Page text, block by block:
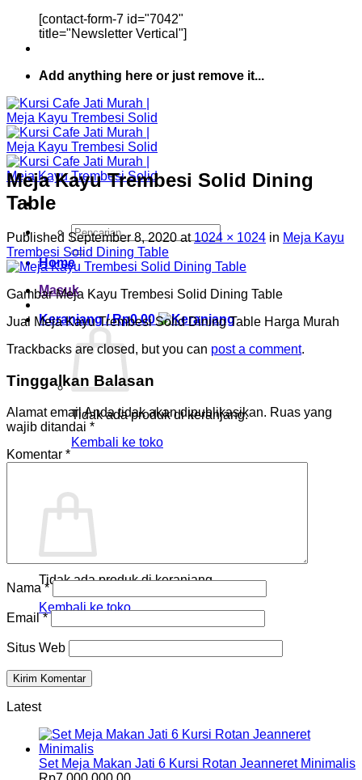
[contact-form-7 id="7042"
title="Newsletter Vertical"]
Add anything here or just remove it...
Pencarian
untuk:
Home
Masuk
Keranjang /Rp0.00
Tidak ada produk di keranjang.
Kembali ke toko
Tidak ada produk di keranjang.
Kembali ke toko
Meja Kayu Trembesi Solid Dining
Table
Published September 8, 2020at1024 × 1024 in Meja Kayu
Trembesi Solid Dining Table
Gambar Meja Kayu Trembesi Solid Dining Table
Jual Meja Kayu Trembesi Solid Dining Table Harga Murah
Trackbacks are closed, but you can post a comment.
Tinggalkan Balasan
Alamat email Anda tidak akan dipublikasikan. Ruas yang
wajib ditandai *
Komentar *
Nama*
Email*
Situs Web
Latest
Set Meja Makan Jati 6 Kursi Rotan Jeanneret Minimalis